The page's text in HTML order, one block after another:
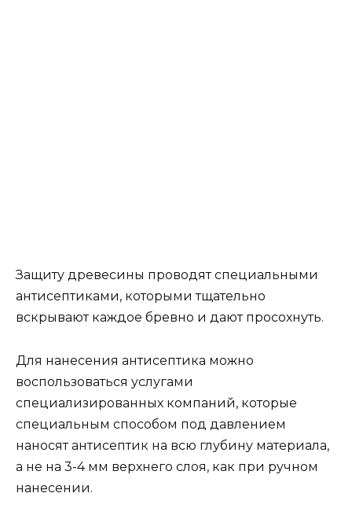
Защиту древесины проводят специальными
антисептиками, которыми тщательно
вскрывают каждое бревно и дают просохнуть.
Для нанесения антисептика можно
воспользоваться услугами
специализированных компаний, которые
специальным способом под давлением
наносят антисептик на всю глубину материала,
а не на 3-4 мм верхнего слоя, как при ручном
нанесении.